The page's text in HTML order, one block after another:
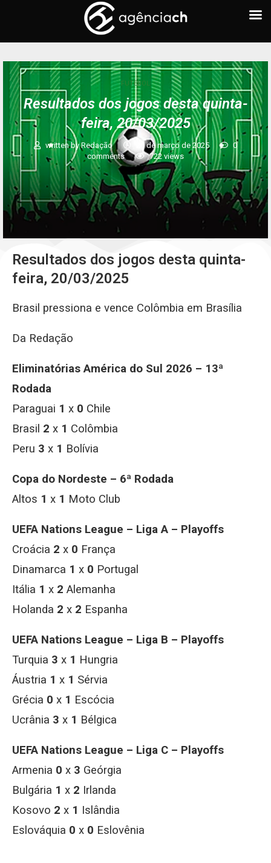
FUTEBOL
Resultados dos jogos desta quinta-
feira, 20/03/2025
written byRedação 20 de março de 2025
0
comments
722 views
Resultados dos jogos desta quinta-
feira, 20/03/2025
Brasil pressiona e vence Colômbia em Brasília
Da Redação
Eliminatórias América do Sul 2026 – 13ª
Rodada
Paraguai 1 x 0 Chile
Brasil 2 x 1 Colômbia
Peru 3 x 1 Bolívia
Copa do Nordeste – 6ª Rodada
Altos 1 x 1 Moto Club
UEFA Nations League – Liga A – Playoffs
Croácia 2 x 0 França
Dinamarca 1 x 0 Portugal
Itália 1 x 2 Alemanha
Holanda 2 x 2 Espanha
UEFA Nations League – Liga B – Playoffs
Turquia 3 x 1 Hungria
Áustria 1 x 1 Sérvia
Grécia 0 x 1 Escócia
Ucrânia 3 x 1 Bélgica
UEFA Nations League – Liga C – Playoffs
Armenia 0 x 3 Geórgia
Bulgária 1 x 2 Irlanda
Kosovo 2 x 1 Islândia
Eslováquia 0 x 0 Eslovênia